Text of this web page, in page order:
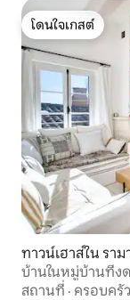
โดนใจเกสต์
โดนใจเกสต์
ทาวน์เฮาส์ใน ราม
บ้านในหมู่บ้านที่ง
สถานที่ · ครอบครัว